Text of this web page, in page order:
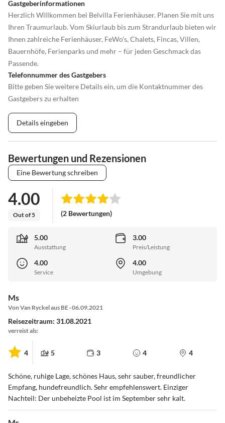
Gastgeberinformationen
Herzlich Willkommen bei Belvilla Ferienhäuser. Planen Sie mit uns
Ihren Traumurlaub. Vom Skiurlaub bis zum Strandurlaub bieten wir
Ihnen zahlreiche Ferienhäuser, FeWo’s, Chalets, Fincas, Villen,
Bauernhöfe, Ferienparks und mehr – für jeden Geschmack das
Passende.
Telefonnummer des Gastgebers
Bitte geben Sie weitere Details ein, um die Kontaktnummer des
Gastgebers zu erhalten
Details eingeben
Bewertungen und Rezensionen
Eine Bewertung schreiben
4.00
Out of 5 (2 Bewertungen)
5.00
Ausstattung
3.00
Preis/Leistung
4.00
Service
4.00
Umgebung
Ms
Von Van Ryckel aus BE · 06.09.2021
Reisezeitraum: 31.08.2021
verreist als:
4 5 3 4 4
Schöne, ruhige Lage, schönes Haus, sehr sauber, freundlicher
Empfang, hundefreundlich. Sehr empfehlenswert. Einziger
Nachteil: Der unbeheizte Pool ist im September sehr kalt.